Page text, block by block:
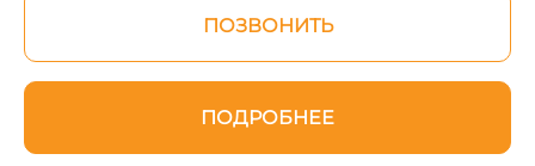
ПОЗВОНИТЬ
ПОДРОБНЕЕ